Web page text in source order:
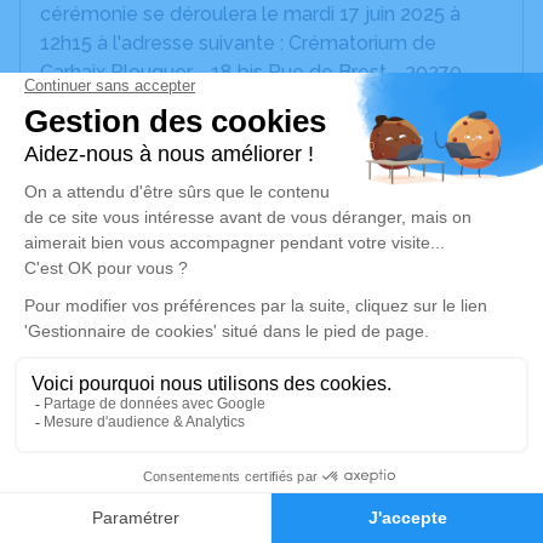
Faire-part Hommages
cérémonie se déroulera le mardi 17 juin 2025 à
12h15 à l'adresse suivante : Crématorium de
Carhaix Plouguer - 18 bis Rue de Brest - 29270
Carhaix-Plouguer.
Nous vous invitons à utiliser cet espace pour
laisser vos condoléances, partager des photos
souvenirs, une anecdote ou exprimer vos pensées
à travers des poèmes ou des textes. Cet endroit
est un lieu d'expression dédié à honorer la
mémoire de Pierrette GODINHO.
disponible ici
Cérémonie civile